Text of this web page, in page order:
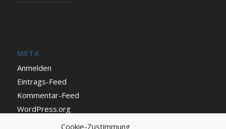
Cookie-Zustimmung
META
Anmelden
Eintrags-Feed
Kommentar-Feed
WordPress.org